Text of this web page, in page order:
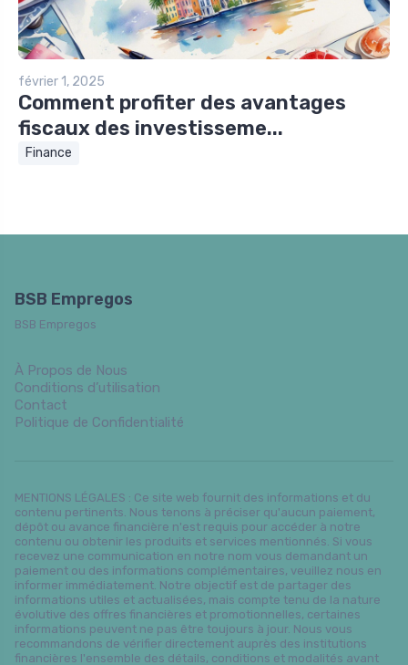
février 1, 2025
Comment profiter des avantages
fiscaux des investisseme...
Finance
BSB Empregos
BSB Empregos
À Propos de Nous
Conditions d’utilisation
Contact
Politique de Confidentialité
MENTIONS LÉGALES : Ce site web fournit des informations et du
contenu pertinents. Nous tenons à préciser qu'aucun paiement,
dépôt ou avance financière n'est requis pour accéder à notre
contenu ou obtenir les produits et services mentionnés. Si vous
recevez une communication en notre nom vous demandant un
paiement ou des informations complémentaires, veuillez nous en
informer immédiatement. Notre objectif est de partager des
informations utiles et actualisées, mais compte tenu de la nature
évolutive des offres financières et promotionnelles, certaines
informations peuvent ne pas être toujours à jour. Nous vous
recommandons de vérifier directement auprès des institutions
financières l'ensemble des détails, conditions et modalités avant